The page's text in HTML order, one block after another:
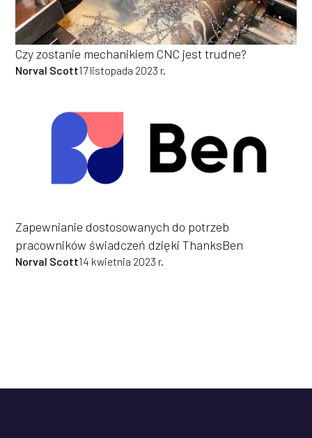
Czy zostanie mechanikiem CNC jest trudne?
Norval Scott17 listopada 2023 r.
Zapewnianie dostosowanych do potrzeb
pracowników świadczeń dzięki ThanksBen
Norval Scott14 kwietnia 2023 r.